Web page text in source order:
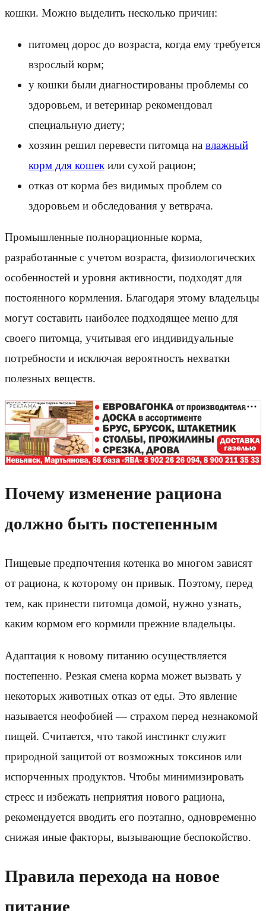
кошки. Можно выделить несколько причин:
питомец дорос до возраста, когда ему требуется
взрослый корм;
у кошки были диагностированы проблемы со
здоровьем, и ветеринар рекомендовал
специальную диету;
хозяин решил перевести питомца на влажный
корм для кошек или сухой рацион;
отказ от корма без видимых проблем со
здоровьем и обследования у ветврача.
Промышленные полнорационные корма,
разработанные с учетом возраста, физиологических
особенностей и уровня активности, подходят для
постоянного кормления. Благодаря этому владельцы
могут составить наиболее подходящее меню для
своего питомца, учитывая его индивидуальные
потребности и исключая вероятность нехватки
полезных веществ.
РЕКЛАМА
Почему изменение рациона
должно быть постепенным
Пищевые предпочтения котенка во многом зависят
от рациона, к которому он привык. Поэтому, перед
тем, как принести питомца домой, нужно узнать,
каким кормом его кормили прежние владельцы.
Адаптация к новому питанию осуществляется
постепенно. Резкая смена корма может вызвать у
некоторых животных отказ от еды. Это явление
называется неофобией — страхом перед незнакомой
пищей. Считается, что такой инстинкт служит
природной защитой от возможных токсинов или
испорченных продуктов. Чтобы минимизировать
стресс и избежать неприятия нового рациона,
рекомендуется вводить его поэтапно, одновременно
снижая иные факторы, вызывающие беспокойство.
Правила перехода на новое
питание